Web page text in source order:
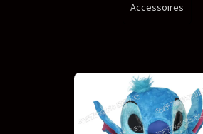
Accessoires